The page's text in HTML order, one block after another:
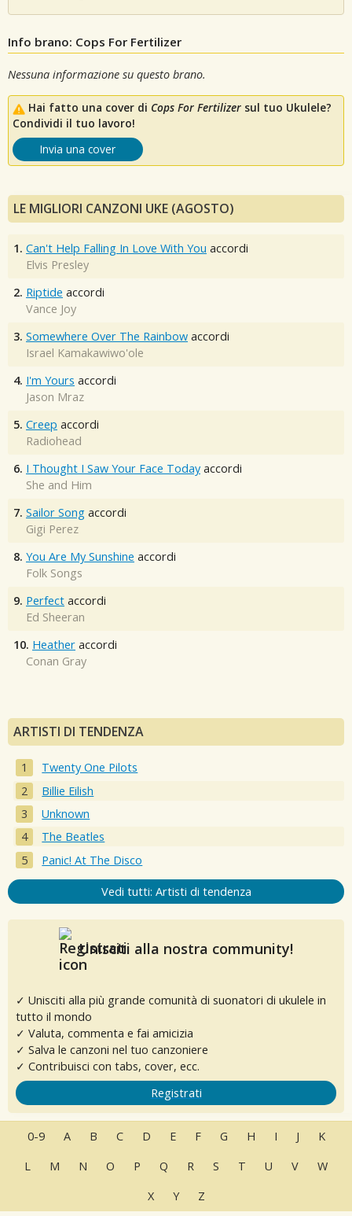
Info brano: Cops For Fertilizer
Nessuna informazione su questo brano.
Hai fatto una cover di Cops For Fertilizer sul tuo Ukulele?
Condividi il tuo lavoro!
Invia una cover
LE MIGLIORI CANZONI UKE (AGOSTO)
1. Can't Help Falling In Love With You accordi
Elvis Presley
2. Riptide accordi
Vance Joy
3. Somewhere Over The Rainbow accordi
Israel Kamakawiwo'ole
4. I'm Yours accordi
Jason Mraz
5. Creep accordi
Radiohead
6. I Thought I Saw Your Face Today accordi
She and Him
7. Sailor Song accordi
Gigi Perez
8. You Are My Sunshine accordi
Folk Songs
9. Perfect accordi
Ed Sheeran
10. Heather accordi
Conan Gray
ARTISTI DI TENDENZA
Twenty One Pilots
Billie Eilish
Unknown
The Beatles
Panic! At The Disco
Vedi tutti: Artisti di tendenza
Unisciti alla nostra community!
✓ Unisciti alla più grande comunità di suonatori di ukulele in
tutto il mondo
✓ Valuta, commenta e fai amicizia
✓ Salva le canzoni nel tuo canzoniere
✓ Contribuisci con tabs, cover, ecc.
Registrati
0-9 A B C D E F G H I J
K
L
M N O P Q R S T U V
W
X
Y Z